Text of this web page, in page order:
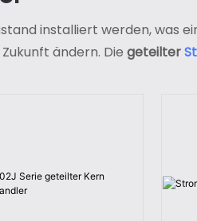
installiert werden, was
ändern. Die geteilter